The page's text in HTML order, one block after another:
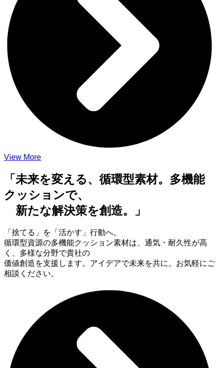
View More
「未来を変える、循環型素材。多機能
クッションで、
新たな解決策を創造。」
「捨てる」を「活かす」行動へ。
循環型資源の多機能クッション素材は、通気・耐久性が高
く、多様な分野で貴社の
価値創造を支援します。アイデアで未来を共に。お気軽にご
相談ください。